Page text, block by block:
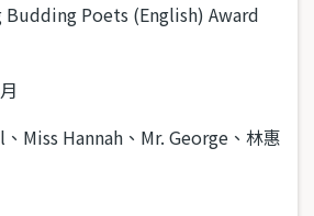
Budding Poets (English) Award
Miss Hannah、Mr. George、林惠